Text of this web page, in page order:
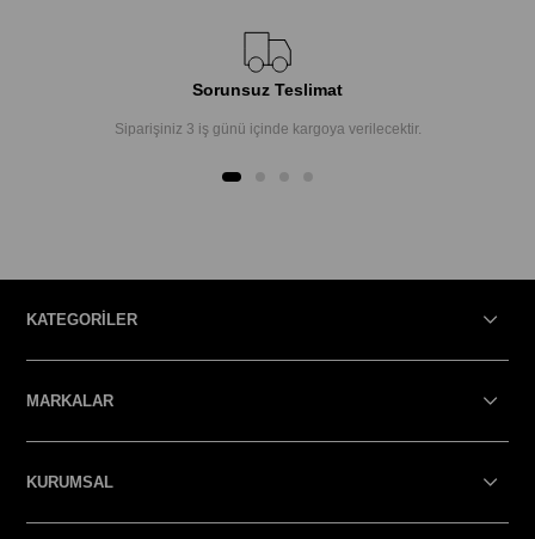
Sorunsuz Teslimat
Siparişiniz 3 iş günü içinde kargoya verilecektir.
KATEGORİLER
MARKALAR
KURUMSAL